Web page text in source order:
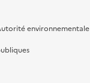
environnementale